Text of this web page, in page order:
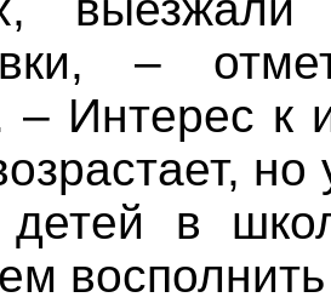
–
– Интерес к
детей в